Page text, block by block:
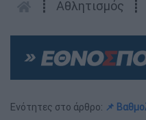
┋ Αθλητισμός ┋
Ενότητες στο άρθρο: 📌